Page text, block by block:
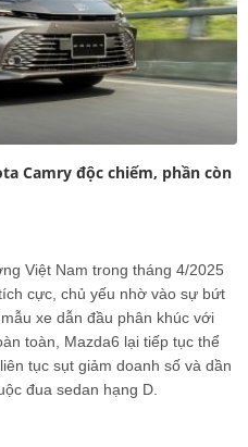
Camry độc chiếm, phần còn
Việt Nam trong tháng 4/2025
cực, chủ yếu nhờ vào sự bứt
xe dẫn đầu phân khúc với
toàn, Mazda6 lại tiếp tục thể
tục sụt giảm doanh số và dần
đua sedan hạng D.